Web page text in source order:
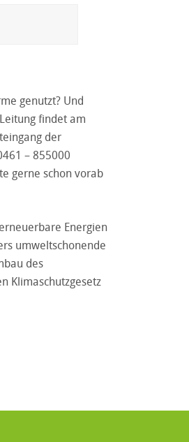
genutzt? Und
findet am
der
– 855000
gerne schon vorab
Energien
umweltschonende
des
Klimaschutzgesetz